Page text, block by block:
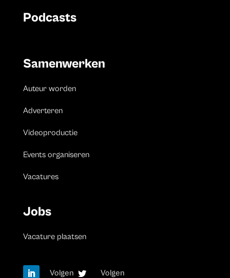
Podcasts
Samenwerken
Auteur worden
Adverteren
Videoproductie
Events organiseren
Vacatures
Jobs
Vacature plaatsen
Volgen Volgen